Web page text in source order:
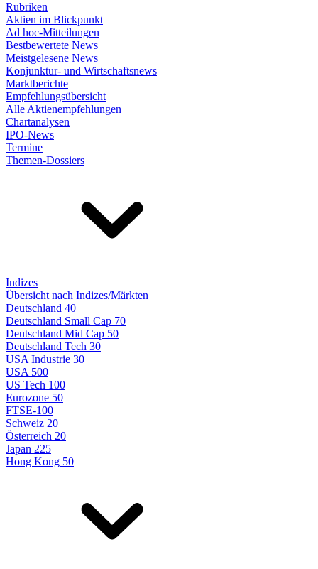
Rubriken
Aktien im Blickpunkt
Ad hoc-Mitteilungen
Bestbewertete News
Meistgelesene News
Konjunktur- und Wirtschaftsnews
Marktberichte
Empfehlungsübersicht
Alle Aktienempfehlungen
Chartanalysen
IPO-News
Termine
Themen-Dossiers
Indizes
Übersicht nach Indizes/Märkten
Deutschland 40
Deutschland Small Cap 70
Deutschland Mid Cap 50
Deutschland Tech 30
USA Industrie 30
USA 500
US Tech 100
Eurozone 50
FTSE-100
Schweiz 20
Österreich 20
Japan 225
Hong Kong 50